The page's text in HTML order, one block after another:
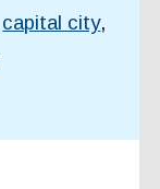
capital city,